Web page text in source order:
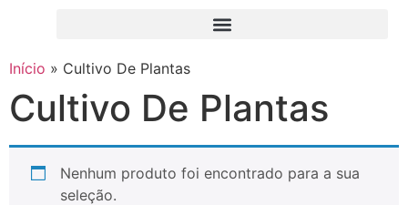
Início » Cultivo De Plantas
Cultivo De Plantas
Nenhum produto foi encontrado para a sua
seleção.